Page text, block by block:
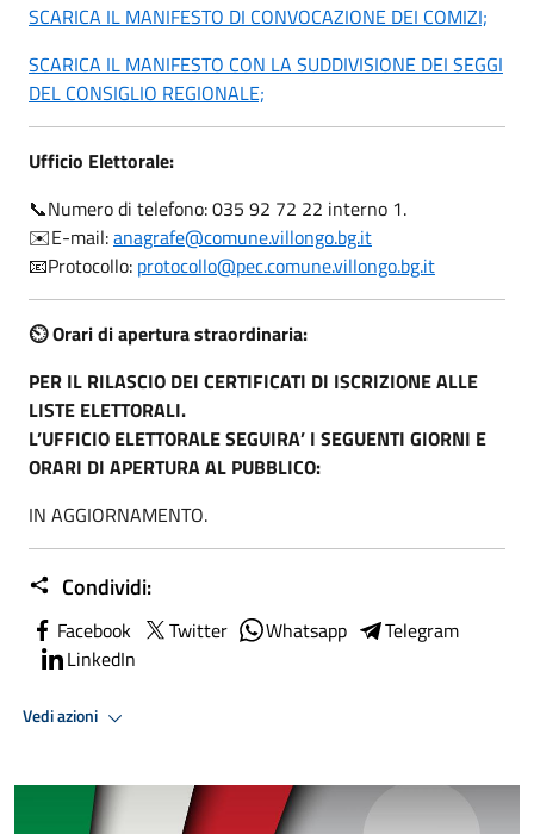
SCARICA IL MANIFESTO DI CONVOCAZIONE DEI COMIZI;
SCARICA IL MANIFESTO CON LA SUDDIVISIONE DEI SEGGI
DEL CONSIGLIO REGIONALE;
Ufficio Elettorale:
📞Numero di telefono: 035 92 72 22 interno 1.
✉️E-mail:anagrafe@comune.villongo.bg.it
📧Protocollo: protocollo@pec.comune.villongo.bg.it
⏲ Orari di apertura straordinaria:
PER IL RILASCIO DEI CERTIFICATI DI ISCRIZIONE ALLE
LISTE ELETTORALI.
L’UFFICIO ELETTORALE SEGUIRA’ I SEGUENTI GIORNI E
ORARI DI APERTURA AL PUBBLICO:
IN AGGIORNAMENTO.
Condividi:
Facebook Twitter Whatsapp
Telegram
LinkedIn
Vedi azioni